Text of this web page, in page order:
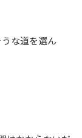
な道を選ん